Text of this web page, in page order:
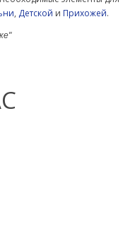
, Детской и Прихожей.